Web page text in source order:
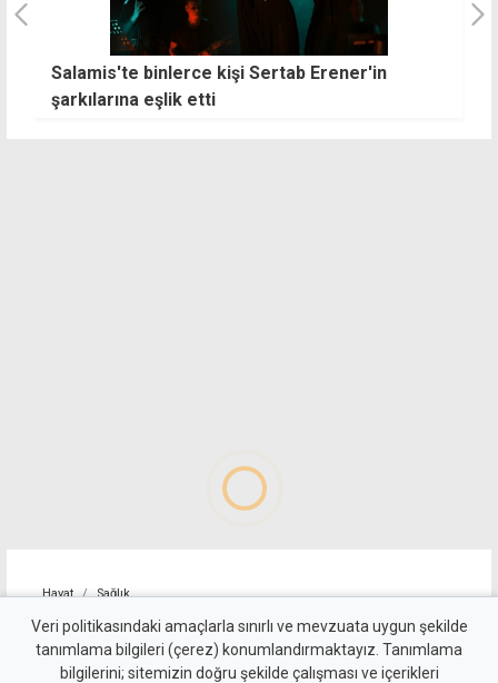
64'üncü Mehmetçik Üzüm Festivali
Hayat Sağlık
6 Ağustos Perşembe günü
KKTC'de açık olan eczaneler
Veri politikasındaki amaçlarla sınırlı ve mevzuata uygun şekilde
tanımlama bilgileri (çerez) konumlandırmaktayız. Tanımlama
bilgilerini; sitemizin doğru şekilde çalışması ve içerikleri